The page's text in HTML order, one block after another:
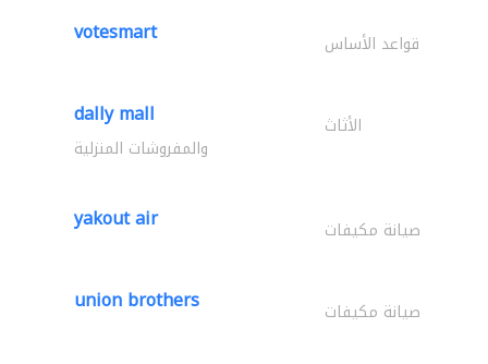
votesmart قواعد الأساس
dally mall الأثاث
والمفروشات المنزلية
yakout air صيانة مكيفات
union brothers صيانة مكيفات